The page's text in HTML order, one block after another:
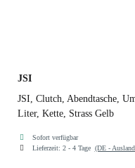
JSI
JSI, Clutch, Abendtasche,
Liter, Kette, Strass Gelb
Sofort verfügbar
Lieferzeit: 2 - 4 Tage (DE -